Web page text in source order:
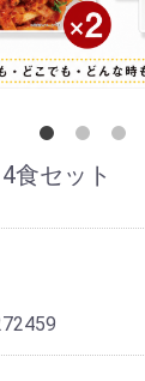
食セット